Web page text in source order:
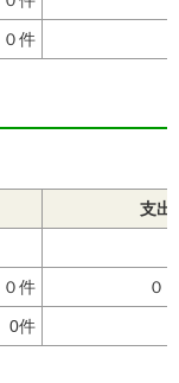
０件
支出
０件 ０
0件